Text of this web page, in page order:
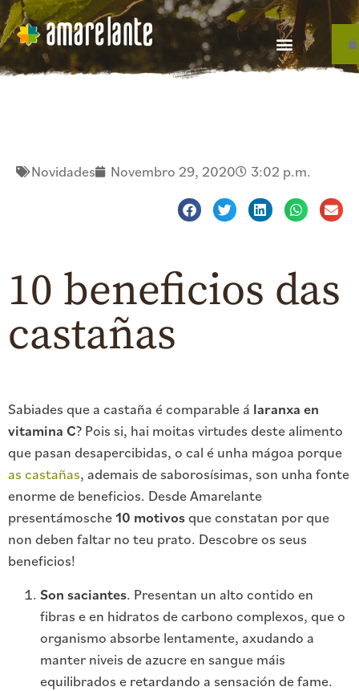
Novidades Novembro 29, 2020 3:02 p.m.
10 beneficios das
castañas
Sabiades que a castaña é comparable á laranxa en
vitamina C? Pois si, hai moitas virtudes deste alimento
que pasan desapercibidas, o cal é unha mágoa porque
as castañas, ademais de saborosísimas, son unha fonte
enorme de beneficios. Desde Amarelante
presentámosche10 motivos que constatan por que
non deben faltar no teu prato. Descobre os seus
beneficios!
Son saciantes. Presentan un alto contido en
fibras e en hidratos de carbono complexos, que o
organismo absorbe lentamente, axudando a
manter niveis de azucre en sangue máis
equilibrados e retardando a sensación de fame.